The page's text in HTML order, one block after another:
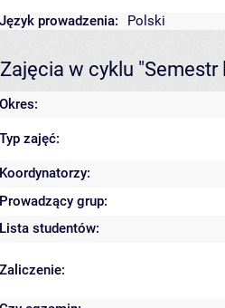
Język prowadzenia:
Polski
Zajęcia w cyklu
Okres:
Typ zajęć:
Koordynatorzy:
Prowadzący grup:
Lista studentów:
Zaliczenie: